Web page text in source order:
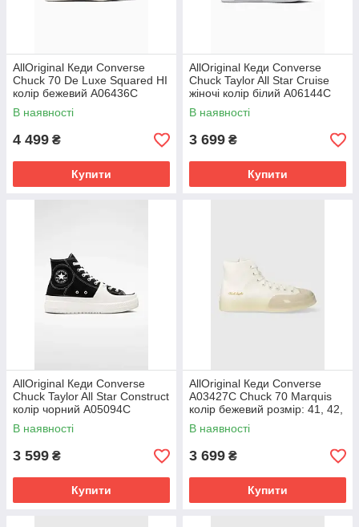
AllOriginal Кеди Converse
Chuck 70 De Luxe Squared HI
колір бежевий A06436C
розмір: 36, 36.5, 37, 37.5, 38,
В наявності
4 499 ₴
Купити
AllOriginal Кеди Converse
Chuck Taylor All Star Cruise
жіночі колір білий A06144C
РОЗМІРИ ЗАПИТУЙТЕ
В наявності
3 699 ₴
Купити
AllOriginal Кеди Converse
Chuck Taylor All Star Construct
колір чорний A05094C
розмір: 36, 37, 37.5, 38, 38.5,
В наявності
3 599 ₴
Купити
AllOriginal Кеди Converse
A03427C Chuck 70 Marquis
колір бежевий розмір: 41, 42,
42.5, 43, 44, 45
В наявності
3 699 ₴
Купити